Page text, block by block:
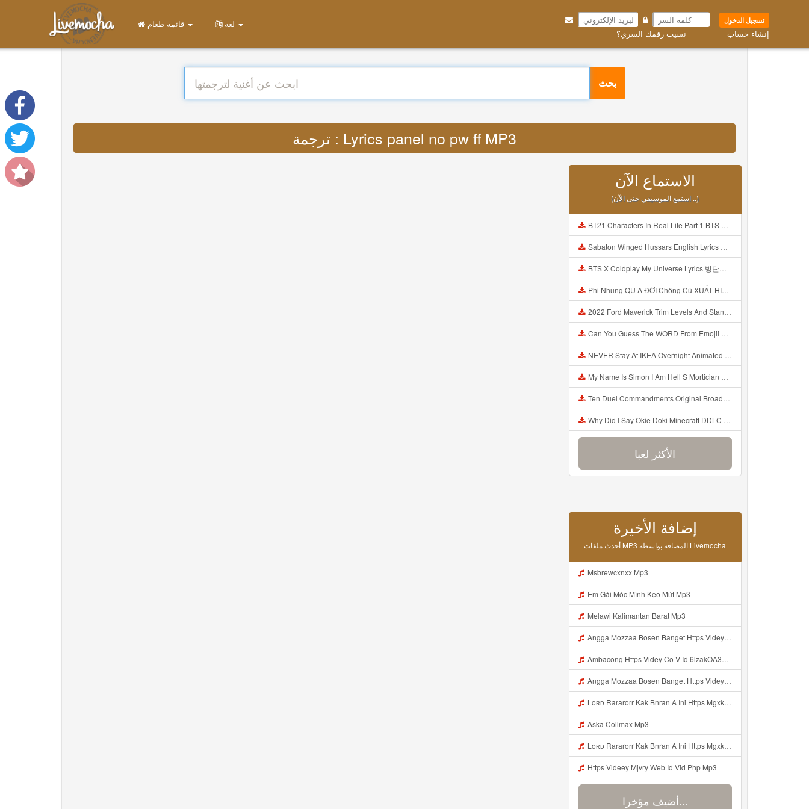
تسجيل الدخول
إنشاء حساب نسيت رقمك السري؟
بحث
ترجمة : Lyrics panel no pw ff MP3
الاستماع الآن
(استمع الموسيقي حتى الآن ..)
BT21 Characters In Real Life Part 1 BTS AND BT21 방탄소년단 BT21 BT21아가들은 아빠조아 따라쟁이들 BTS Vs BT21 Mp3
Sabaton Winged Hussars English Lyrics Mp3
BTS X Coldplay My Universe Lyrics 방탄소년단 콜드플레이 My Universe 가사 Color Coded Lyrics Han Rom Eng Mp3
Phi Nhung QU A ĐỜI Chồng Cũ XUẤT HIỆN Khóc Hối Hận Vì Làm Điều KHỦNG KHIẾP Với Cô Mp3
2022 Ford Maverick Trim Levels And Standard Features Explained Mp3
Can You Guess The WORD From Emojii COMPOUND WORD EMOJII CHALLENGE 90 PEOPLE FAIL Guess Mp3
NEVER Stay At IKEA Overnight Animated SCP 3008 Horror Story Mp3
My Name Is Simon I Am Hell S Mortician And I Am Going To Kill God Creepypasta Mp3
Ten Duel Commandments Original Broadway Cast Of Hamilton Lyrics Mp3
Why Did I Say Okie Doki Minecraft DDLC Animated Music Video Song By The Stupendium Mp3
الأكثر لعبا
إضافة الأخيرة
أحدث ملفات MP3 المضافة بواسطة Livemocha
Msbrewcxnxx Mp3
Em Gái Móc Mình Kẹo Mút Mp3
Melawi Kalimantan Barat Mp3
Angga Mozzaa Bosen Banget Https Videyjsk Glujcn Web Id ᅟᅟᅟᅟᅟᅟᅟᅟᅟᅟᅟᅟᅟᅟᅟᅟᅟᅟᅟᅟᅟᅟᅟᅟᅟᅟᅟᅟᅟᅟᅟᅟ ᅠ ᅠ ᅠ ᅠ ᅠ ᅠ ᅠ ᅠ ᅠ ᅠ ᅠ ᅠ ᅠ ᅠ ᅠ ᅠ ᅠ ᅠ ᅠ ᅠ ᅠ ᅠ ᅠ ᅠ ᅠ ᅠ ᅠ ᅠ ᅠ ᅠ ᅠ ᅠ Mp3
Ambacong Https Videy Co V Id 6lzakOA31 Mp3
Angga Mozzaa Bosen Banget Https Videyjsk Glujcn Web Id ᅟᅟᅟᅟᅟᅟᅟᅟᅟᅟᅟᅟᅟᅟᅟᅟᅟᅟᅟᅟᅟᅟᅟᅟᅟᅟᅟ ᅠ ᅠ ᅠ ᅠ ᅠ ᅠ ᅠ ᅠ ᅠ ᅠ ᅠ Mp3
Loʀᴅ Rararorr Kak Bnran A Ini Https Mgxk Dskoe Biz Id Ini Kah ᅠ ᅠ ᅠ ᅠ ᅠ ᅠ ᅠ ᅠ ᅠ ᅠ ᅠ ᅠ ᅠ ᅠ ᅠ ᅠ ᅠ ᅠ ᅠ ᅠ ᅠ ᅠ ᅠ ᅠ ᅠ ᅠ ᅠ ᅠ ᅠ ᅠ ᅠ ᅠ ᅠ ᅠ ᅠ ᅠ ᅠ ᅠ ᅠ ᅠ ᅠ ᅠ ᅠ ᅠ ᅠ ᅠ ᅠ ᅠ ᅠ ᅠ ᅠ ᅠ ᅠ ᅠ ᅠ ᅠ ᅠ ᅠ ᅠ ᅠ ᅠ ᅠ ᅠ ᅠ ᅠhttps Mgxk Mp3
Aska Collmax Mp3
Loʀᴅ Rararorr Kak Bnran A Ini Https Mgxk Dskoe Biz Id Ini Kah ᅠ ᅠ ᅠ ᅠ ᅠ ᅠ ᅠ ᅠ ᅠ ᅠ ᅠ ᅠ ᅠ ᅠ ᅠ ᅠ ᅠ ᅠ ᅠ ᅠ ᅠ ᅠ ᅠ ᅠ ᅠ ᅠ ᅠ ᅠ ᅠ ᅠ ᅠ ᅠ ᅠ ᅠ ᅠ ᅠ ᅠ ᅠ ᅠ ᅠ ᅠ ᅠ ᅠ ᅠ ᅠ ᅠ ᅠ ᅠ ᅠ ᅠ ᅠ ᅠ ᅠ ᅠ ᅠ ᅠ ᅠ ᅠ ᅠ ᅠ ᅠ ᅠ ᅠ ᅠ ᅠhttps Mgxk Mp3
Https Videey Mjvry Web Id Vid Php Mp3
أضيف مؤخرا...